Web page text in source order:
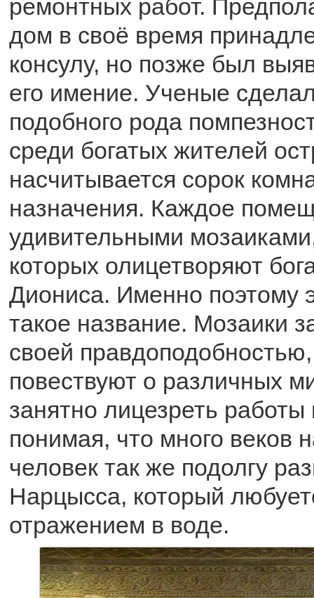
ремонтных работ.
дом в своё время
консулу, но позже был
его имение. Ученые
подобного рода
среди богатых жителей
насчитывается сорок
назначения. Каждое
удивительными
которых олицетворяют
Диониса. Именно поэтому
такое название. Мозаики
своей
повествуют о различных
занятно лицезреть работы
понимая, что много веков
человек так же подолгу
Нарцысса, который
отражением в воде.